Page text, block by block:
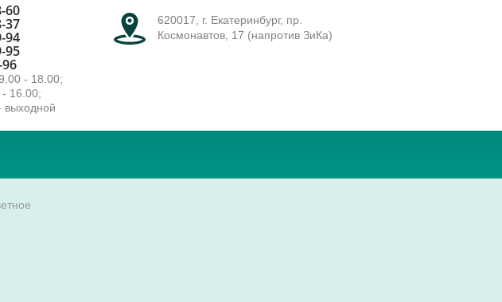
60
37
94
95
- 18.00;
- 16.00;
выходной
620017, г. Екатеринбург, пр.
Космонавтов, 17 (напротив ЗиКа)